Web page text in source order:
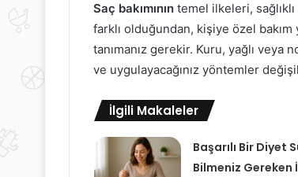
Saç bakımının temel ilkeleri, sağlıklı
farklı olduğundan, kişiye özel
tanımanız gerekir. Kuru, yağlı veya
ve uygulayacağınız yöntemler
İlgili Makaleler
Başarılı Bir Diyet
Bilmeniz Gereken